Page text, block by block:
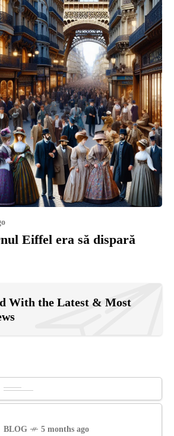
Eiffel era să dispară
With the Latest & Most
BLOG 5 months ago